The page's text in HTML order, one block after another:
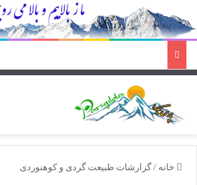
خانه / گزارشات طبیعت گردی و کوهنوردی